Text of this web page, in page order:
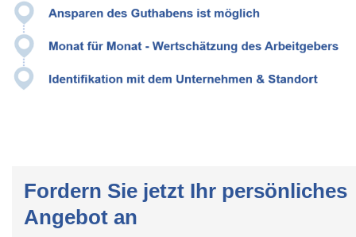
Fordern Sie jetzt Ihr persönliches
Angebot an